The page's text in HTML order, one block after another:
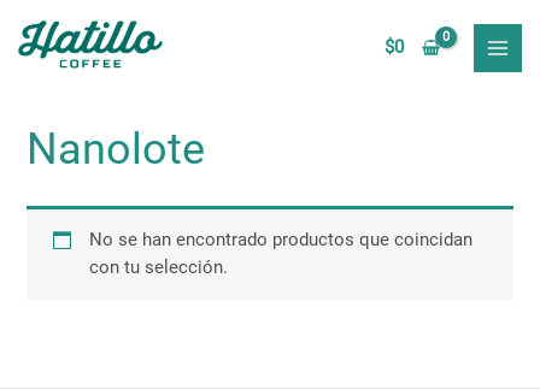
contenido
$0
Nanolote
No se han encontrado productos que coincidan
con tu selección.